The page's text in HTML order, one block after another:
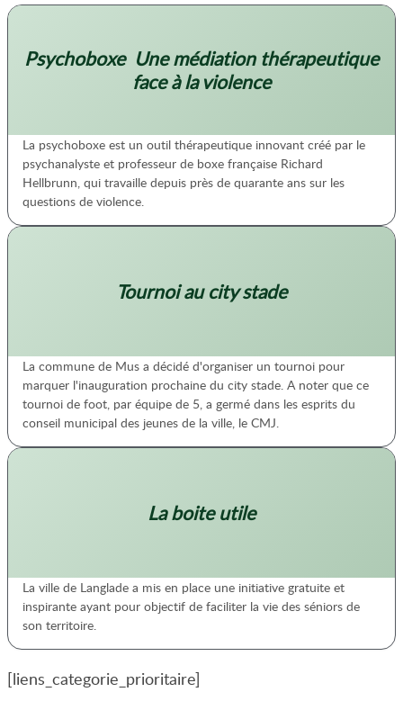
Psychoboxe  Une médiation thérapeutique
face à la violence
La psychoboxe est un outil thérapeutique innovant créé par le
psychanalyste et professeur de boxe française Richard
Hellbrunn, qui travaille depuis près de quarante ans sur les
questions de violence.
Tournoi au city stade
La commune de Mus a décidé d'organiser un tournoi pour
marquer l'inauguration prochaine du city stade. A noter que ce
tournoi de foot, par équipe de 5, a germé dans les esprits du
conseil municipal des jeunes de la ville, le CMJ.
La boite utile
La ville de Langlade a mis en place une initiative gratuite et
inspirante ayant pour objectif de faciliter la vie des séniors de
son territoire.
[liens_categorie_prioritaire]